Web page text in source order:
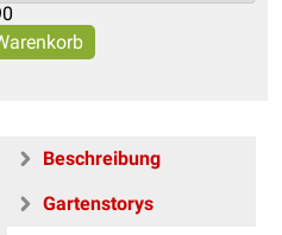
Beschreibung
Gartenstorys